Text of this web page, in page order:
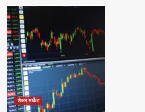
शेअर मार्केट